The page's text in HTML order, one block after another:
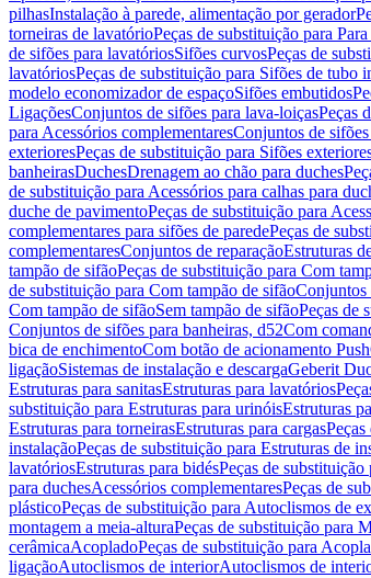
pilhasInstalação à parede, alimentação por gerador
torneiras de lavatórioPeças de substituição para
de sifões para lavatóriosSifões curvosPeças de
lavatóriosPeças de substituição para Sifões de tubo
modelo economizador de espaçoSifões embutidos
LigaçõesConjuntos de sifões para lava-loiçasPeças
para Acessórios complementaresConjuntos de
exterioresPeças de substituição para Sifões
banheirasDuchesDrenagem ao chão para duches
de substituição para Acessórios para calhas para
duche de pavimentoPeças de substituição para
complementares para sifões de paredePeças de
complementaresConjuntos de reparaçãoEstruturas
tampão de sifãoPeças de substituição para Com
de substituição para Com tampão de sifãoConjuntos
Com tampão de sifãoSem tampão de sifãoPeças de
Conjuntos de sifões para banheiras, d52Com
bica de enchimentoCom botão de acionamento
ligaçãoSistemas de instalação e descargaGeberit
Estruturas para sanitasEstruturas para lavatórios
substituição para Estruturas para urinóisEstruturas
Estruturas para torneirasEstruturas para cargas
instalaçãoPeças de substituição para Estruturas de
lavatóriosEstruturas para bidésPeças de
para duchesAcessórios complementaresPeças de
plásticoPeças de substituição para Autoclismos de
montagem a meia-alturaPeças de substituição para
cerâmicaAcopladoPeças de substituição para
ligaçãoAutoclismos de interiorAutoclismos de